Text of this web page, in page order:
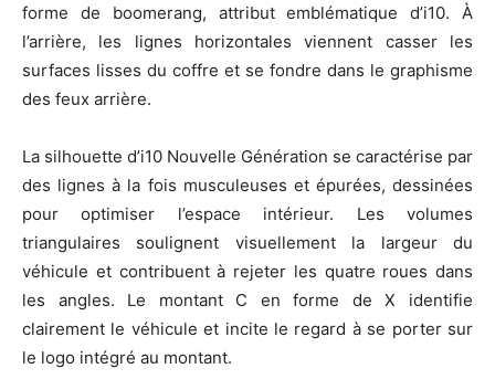
forme de boomerang, attribut emblématique d’i10. À
l’arrière, les lignes horizontales viennent casser les
surfaces lisses du coffre et se fondre dans le graphisme
des feux arrière.
La silhouette d’i10 Nouvelle Génération se caractérise par
des lignes à la fois musculeuses et épurées, dessinées
pour optimiser l’espace intérieur. Les volumes
triangulaires soulignent visuellement la largeur du
véhicule et contribuent à rejeter les quatre roues dans
les angles. Le montant C en forme de X identifie
clairement le véhicule et incite le regard à se porter sur
le logo intégré au montant.